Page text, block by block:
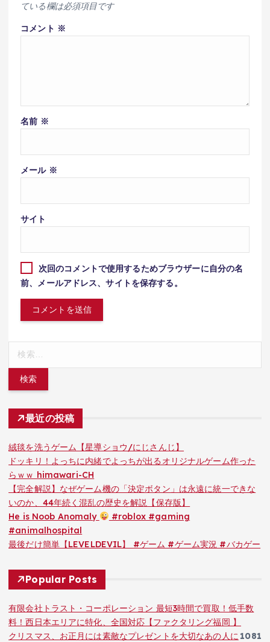
ている欄は必須項目です
コメント ※
名前 ※
メール ※
サイト
次回のコメントで使用するためブラウザーに自分の名
前、メールアドレス、サイトを保存する。
最近の投稿
絨毯を洗うゲーム【星導ショウ/にじさんじ】
ドッキリ！よっちに内緒でよっちが出るオリジナルゲーム作った
らｗｗ himawari-CH
【完全解説】なぜゲーム機の「決定ボタン」は永遠に統一できな
いのか、44年続く混乱の歴史を解説【保存版】
He is Noob Anomaly
#roblox #gaming
#animalhospital
最後だけ簡単【LEVELDEVIL】 #ゲーム #ゲーム実況 #バカゲー
Popular Posts
有限会社トラスト・コーポレーション 最短3時間で買取！低手数
料！西日本エリアに特化、全国対応【ファクタリング福岡 】
1081
クリスマス、お正月には素敵なプレゼントを大切なあの人に